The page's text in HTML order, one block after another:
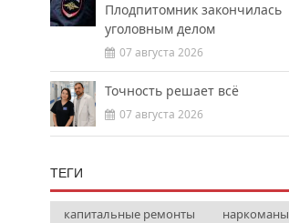
Плодпитомник закончилась
уголовным делом
07 августа 2026
Точность решает всё
07 августа 2026
ТЕГИ
капитальные ремонты
наркоманы